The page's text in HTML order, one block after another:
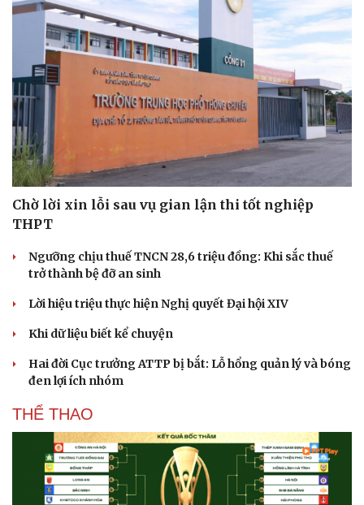
Di sản
Chờ lời xin lỗi sau vụ gian lận thi tốt nghiệp
THPT
Ngưỡng chịu thuế TNCN 28,6 triệu đồng: Khi sắc thuế
trở thành bệ đỡ an sinh
Lời hiệu triệu thực hiện Nghị quyết Đại hội XIV
Khi dữ liệu biết kể chuyện
Hai đời Cục trưởng ATTP bị bắt: Lỗ hổng quản lý và bóng
đen lợi ích nhóm
THỂ THAO